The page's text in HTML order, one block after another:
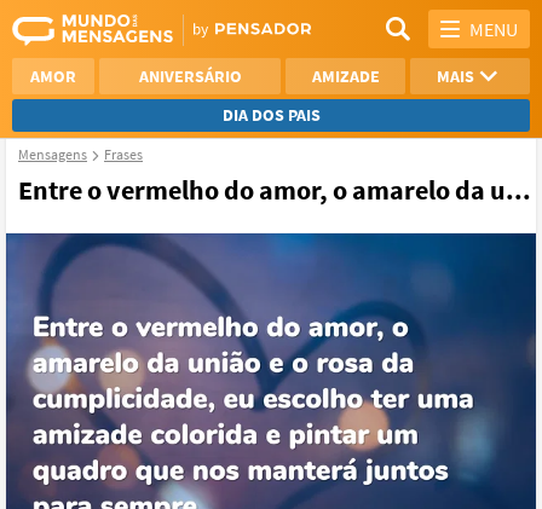
MENU
AMOR ANIVERSÁRIO AMIZADE
MAIS
DIA DOS PAIS
AGRADECIMENTO
NAMORO
VER TODAS
Mensagens Frases
Entre o vermelho do amor, o amarelo da u...